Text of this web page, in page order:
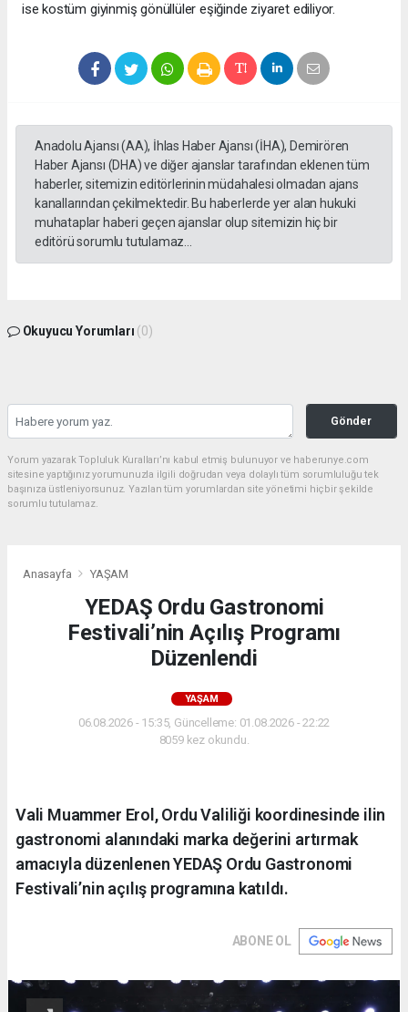
ise kostüm giyinmiş gönüllüler eşiğinde ziyaret ediliyor.
Anadolu Ajansı (AA), İhlas Haber Ajansı (İHA), Demirören
Haber Ajansı (DHA) ve diğer ajanslar tarafından eklenen tüm
haberler, sitemizin editörlerinin müdahalesi olmadan ajans
kanallarından çekilmektedir. Bu haberlerde yer alan hukuki
muhataplar haberi geçen ajanslar olup sitemizin hiç bir
editörü sorumlu tutulamaz...
Okuyucu Yorumları (0)
Gönder
Yorum yazarak Topluluk Kuralları’nı kabul etmiş bulunuyor ve haberunye.com
sitesine yaptığınız yorumunuzla ilgili doğrudan veya dolaylı tüm sorumluluğu tek
başınıza üstleniyorsunuz. Yazılan tüm yorumlardan site yönetimi hiçbir şekilde
sorumlu tutulamaz.
Anasayfa YAŞAM
YEDAŞ Ordu Gastronomi
Festivali’nin Açılış Programı
Düzenlendi
YAŞAM
06.08.2026 - 15:35, Güncelleme: 01.08.2026 - 22:22
8059 kez okundu.
Vali Muammer Erol, Ordu Valiliği koordinesinde ilin
gastronomi alanındaki marka değerini artırmak
amacıyla düzenlenen YEDAŞ Ordu Gastronomi
Festivali’nin açılış programına katıldı.
ABONE OL